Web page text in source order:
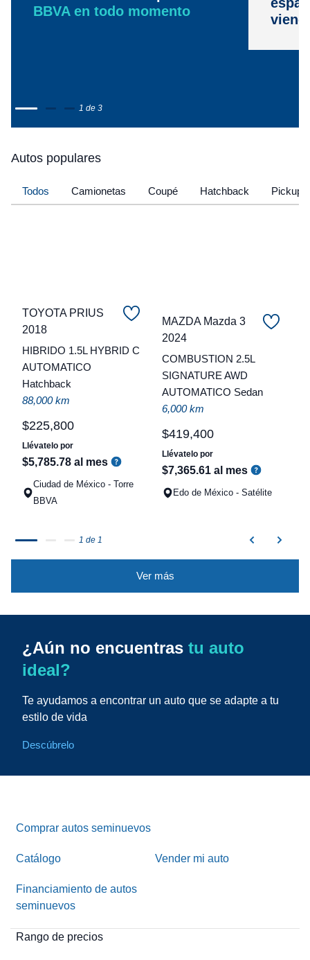
BBVA en todo momento
1 de 3
Autos populares
Todos Camionetas Coupé Hatchback Pickup
TOYOTA PRIUS
2018
HIBRIDO 1.5L HYBRID C
AUTOMATICO
Hatchback
88,000 km
$225,800
Llévatelo por
$5,785.78 al mes
Ciudad de México - Torre
BBVA
MAZDA Mazda 3
2024
COMBUSTION 2.5L
SIGNATURE AWD
AUTOMATICO Sedan
6,000 km
$419,400
Llévatelo por
$7,365.61 al mes
Edo de México - Satélite
1 de 1
Ver más
¿Aún no encuentras tu auto
ideal?
Te ayudamos a encontrar un auto que se adapte a tu
estilo de vida
Descúbrelo
Comprar autos seminuevos
Catálogo Vender mi auto
Financiamiento de autos
seminuevos
Rango de precios